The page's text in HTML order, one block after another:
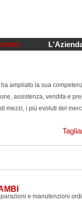
ha ampliato la sua
assistenza, vendita e
mezzi, i più evoluti del
e manutenzioni